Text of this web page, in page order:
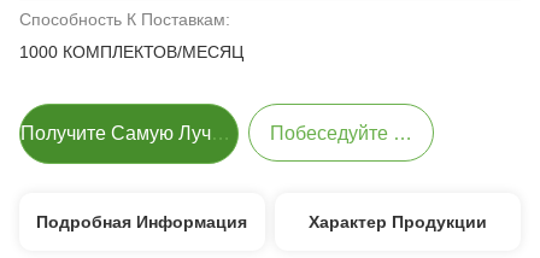
Способность К Поставкам:
1000 КОМПЛЕКТОВ/МЕСЯЦ
Получите Самую Лучшую Цену Побеседуйте Теперь
Подробная Информация Характер Продукции